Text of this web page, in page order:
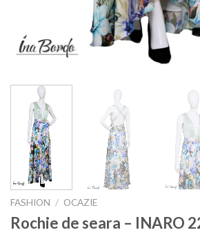
FASHION / OCAZIE
Rochie de seara – INARO